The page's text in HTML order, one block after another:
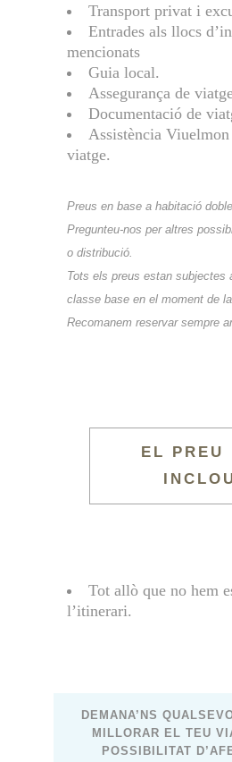
Transport privat i
Entrades als llocs
mencionats
Guia local.
Assegurança de
Documentació de
Assistència
viatge.
Preus en base a habitació doble.
Pregunteu-nos per altres
o distribució.
Tots els preus estan subjectes
classe base en el moment de la
Recomanem reservar sempre
EL PREU
Tot allò que no hem
l’itinerari.
DEMANA’NS
MILLORAR EL TEU
POSSIBILITAT